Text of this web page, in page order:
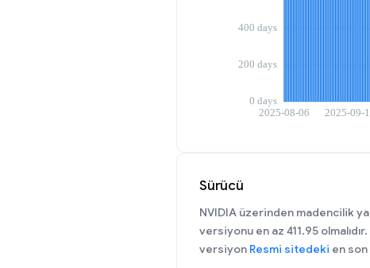
Sürücü
NVIDIA üzerinden madencilik
versiyonu en az 411.95
versiyon Resmi sitedeki en